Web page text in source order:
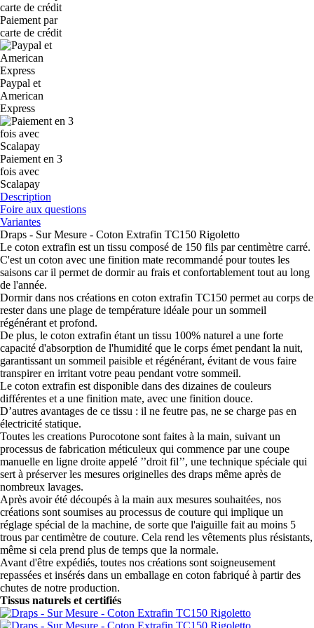
Paiement par
carte de crédit
Paypal et
American
Express
Paiement en 3
fois avec
Scalapay
Description
Foire aux questions
Variantes
Draps - Sur Mesure - Coton Extrafin TC150 Rigoletto
Le coton extrafin est un tissu composé de 150 fils par centimètre carré.
C'est un coton avec une finition mate recommandé pour toutes les
saisons car il permet de dormir au frais et confortablement tout au long
de l'année.
Dormir dans nos créations en coton extrafin TC150 permet au corps de
rester dans une plage de température idéale pour un sommeil
régénérant et profond.
De plus, le coton extrafin étant un tissu 100% naturel a une forte
capacité d'absorption de l'humidité que le corps émet pendant la nuit,
garantissant un sommeil paisible et régénérant, évitant de vous faire
transpirer en irritant votre peau pendant votre sommeil.
Le coton extrafin est disponible dans des dizaines de couleurs
différentes et a une finition mate, avec une finition douce.
D’autres avantages de ce tissu : il ne feutre pas, ne se charge pas en
électricité statique.
Toutes les creations Purocotone sont faites à la main, suivant un
processus de fabrication méticuleux qui commence par une coupe
manuelle en ligne droite appelé ’’droit fil’’, une technique spéciale qui
sert à préserver les mesures originelles des draps même après de
nombreux lavages.
Après avoir été découpés à la main aux mesures souhaitées, nos
créations sont soumises au processus de couture qui implique un
réglage spécial de la machine, de sorte que l'aiguille fait au moins 5
trous par centimètre de couture. Cela rend les vêtements plus résistants,
même si cela prend plus de temps que la normale.
Avant d'être expédiés, toutes nos créations sont soigneusement
repassées et insérés dans un emballage en coton fabriqué à partir des
chutes de notre production.
Tissus naturels et certifiés